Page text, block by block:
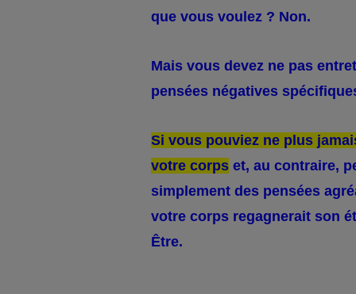
que vous voulez ? Non.
Mais vous devez ne pas
pensées négatives
Si vous pouviez ne plus
votre corps et, au contraire,
simplement des pensées
votre corps regagnerait son
Être.